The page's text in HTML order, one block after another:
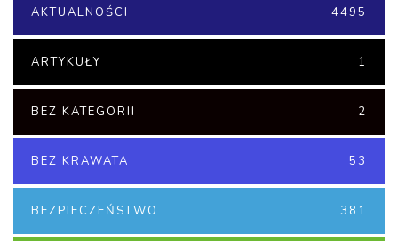
AKTUALNOŚCI 4495
ARTYKUŁY 1
BEZ KATEGORII 2
BEZ KRAWATA 53
BEZPIECZEŃSTWO 381